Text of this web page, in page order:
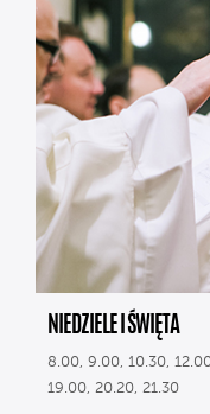
NIEDZIELE I ŚWIĘTA
8.00, 9.00, 10.30,
19.00, 20.20, 21.30